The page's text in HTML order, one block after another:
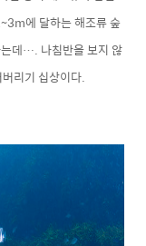
에 달하는 해조류 숲
데…. 나침반을 보지 않
리기 십상이다.